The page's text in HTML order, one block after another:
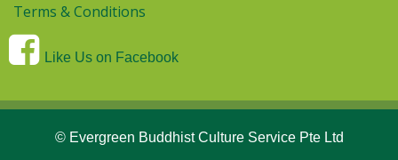
Terms & Conditions
Like Us on Facebook
© Evergreen Buddhist Culture Service Pte Ltd